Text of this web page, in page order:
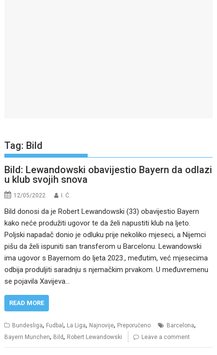
Tag: Bild
Bild: Lewandowski obavijestio Bayern da odlazi
u klub svojih snova
12/05/2022 I. Ć.
Bild donosi da je Robert Lewandowski (33) obavijestio Bayern
kako neće produžiti ugovor te da želi napustiti klub na ljeto.
Poljski napadač donio je odluku prije nekoliko mjeseci, a Nijemci
pišu da želi ispuniti san transferom u Barcelonu. Lewandowski
ima ugovor s Bayernom do ljeta 2023., međutim, već mjesecima
odbija produljiti saradnju s njemačkim prvakom. U međuvremenu
se pojavila Xavijeva…
READ MORE
Bundesliga, Fudbal, La Liga, Najnovije, Preporučeno Barcelona,
Bayern Munchen, Bild, Robert Lewandowski Leave a comment